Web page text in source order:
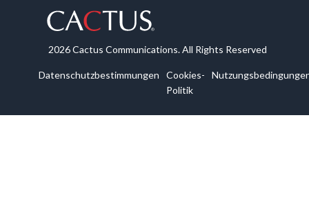
2026 Cactus Communications. All Rights Reserved
Datenschutzbestimmungen
Cookies-
Politik